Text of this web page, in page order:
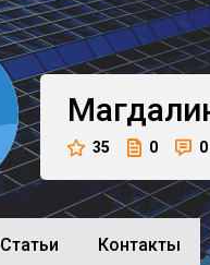
35 0 0
Cтатьи Контакты